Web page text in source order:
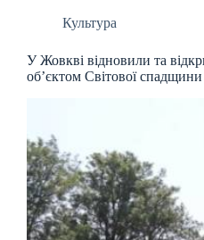
Культура
У Жовкві відновили та
об’єктом Світової